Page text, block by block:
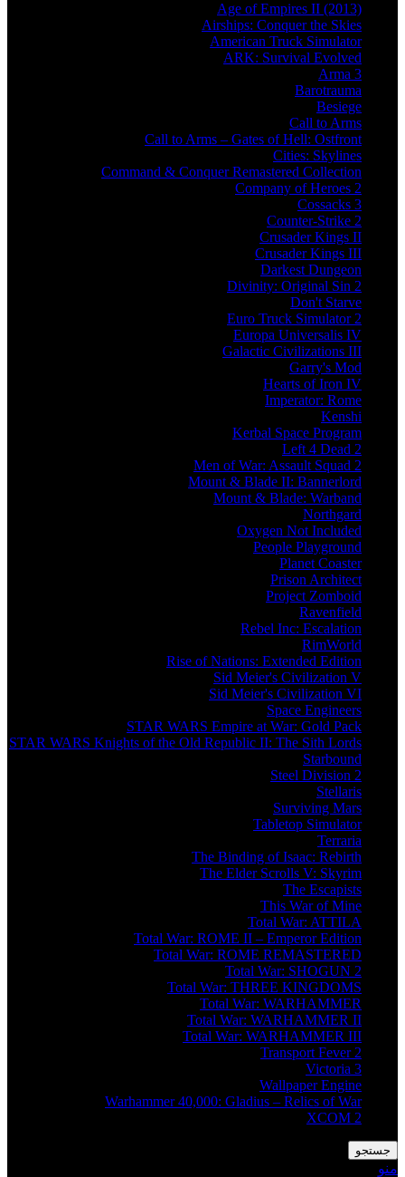
Age of Empires II (2013)
Airships: Conquer the Skies
American Truck Simulator
ARK: Survival Evolved
Arma 3
Barotrauma
Besiege
Call to Arms
Call to Arms – Gates of Hell: Ostfront
Cities: Skylines
Command & Conquer Remastered Collection
Company of Heroes 2
Cossacks 3
Counter-Strike 2
Crusader Kings II
Crusader Kings III
Darkest Dungeon
Divinity: Original Sin 2
Don't Starve
Euro Truck Simulator 2
Europa Universalis IV
Galactic Civilizations III
Garry's Mod
Hearts of Iron IV
Imperator: Rome
Kenshi
Kerbal Space Program
Left 4 Dead 2
Men of War: Assault Squad 2
Mount & Blade II: Bannerlord
Mount & Blade: Warband
Northgard
Oxygen Not Included
People Playground
Planet Coaster
Prison Architect
Project Zomboid
Ravenfield
Rebel Inc: Escalation
RimWorld
Rise of Nations: Extended Edition
Sid Meier's Civilization V
Sid Meier's Civilization VI
Space Engineers
STAR WARS Empire at War: Gold Pack
STAR WARS Knights of the Old Republic II: The Sith Lords
Starbound
Steel Division 2
Stellaris
Surviving Mars
Tabletop Simulator
Terraria
The Binding of Isaac: Rebirth
The Elder Scrolls V: Skyrim
The Escapists
This War of Mine
Total War: ATTILA
Total War: ROME II – Emperor Edition
Total War: ROME REMASTERED
Total War: SHOGUN 2
Total War: THREE KINGDOMS
Total War: WARHAMMER
Total War: WARHAMMER II
Total War: WARHAMMER III
Transport Fever 2
Victoria 3
Wallpaper Engine
Warhammer 40,000: Gladius – Relics of War
XCOM 2
جستجو
منو